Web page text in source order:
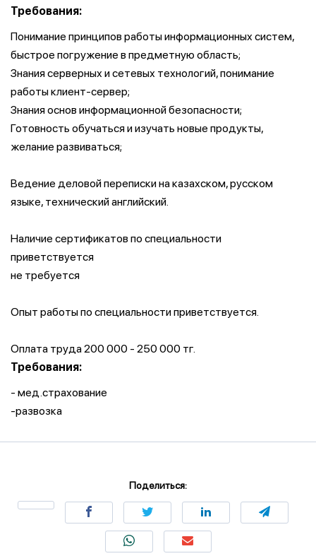
Требования:
Понимание принципов работы информационных систем,
быстрое погружение в предметную область;
Знания серверных и сетевых технологий, понимание
работы клиент-сервер;
Знания основ информационной безопасности;
Готовность обучаться и изучать новые продукты,
желание развиваться;
Ведение деловой переписки на казахском, русском
языке, технический английский.
Наличие сертификатов по специальности
приветствуется
не требуется
Опыт работы по специальности приветствуется.
Оплата труда 200 000 - 250 000 тг.
Требования:
- мед.страхование
-развозка
Поделиться: